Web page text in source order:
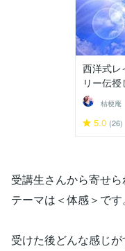
西洋式レ
リー伝授
桔梗庵
5.0 (26)
受講生さんから寄せ
テーマは＜体感＞です。
受けた後どんな感じが